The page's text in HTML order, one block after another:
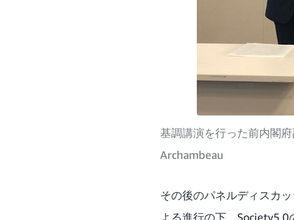
基調講演を行った前内閣
Archambeau
その後のパネルディスカ
よる進行の下、